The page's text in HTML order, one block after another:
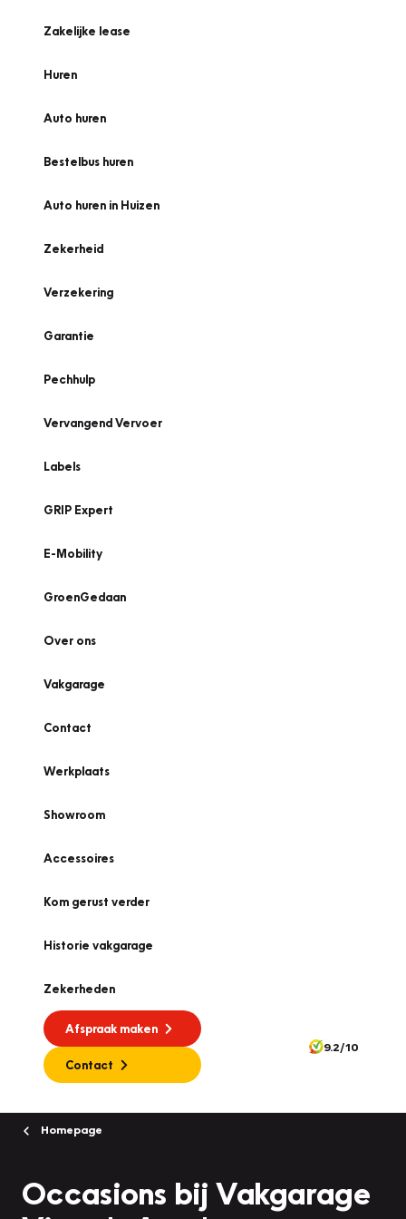
Zakelijke lease
Huren
Auto huren
Bestelbus huren
Auto huren in Huizen
Zekerheid
Verzekering
Garantie
Pechhulp
Vervangend Vervoer
Labels
GRIP Expert
E-Mobility
GroenGedaan
Over ons
Vakgarage
Contact
Werkplaats
Showroom
Accessoires
Kom gerust verder
Historie vakgarage
Zekerheden
Afspraak maken
Contact
9.2/10
Homepage
Occasions bij Vakgarage